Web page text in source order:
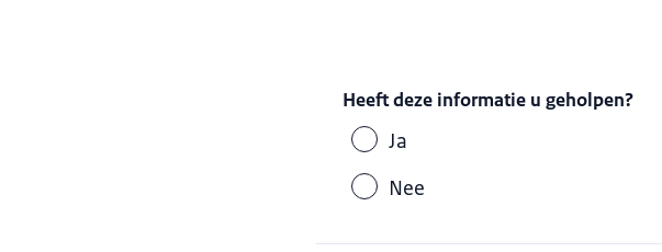
Heeft deze informatie u geholpen?
Ja
Nee